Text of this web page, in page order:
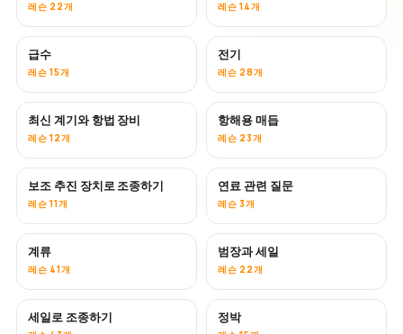
레슨 22개 레슨 14개
급수
레슨 15개
전기
레슨 28개
최신 계기와 항법 장비
레슨 12개
항해용 매듭
레슨 23개
보조 추진 장치로 조종하기
레슨 11개
연료 관련 질문
레슨 3개
계류
레슨 41개
범장과 세일
레슨 22개
세일로 조종하기 정박